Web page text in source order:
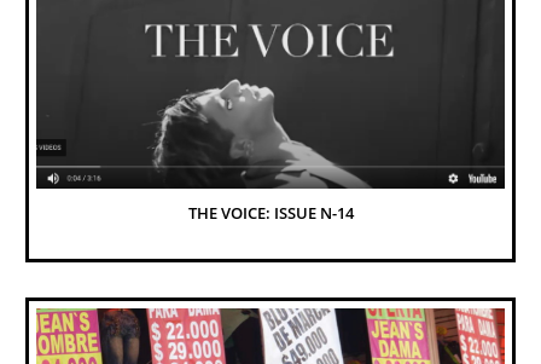
THE VOICE: ISSUE N-14